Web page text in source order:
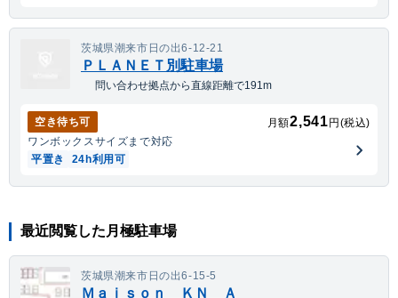
茨城県潮来市日の出6-12-21
ＰＬＡＮＥＴ別駐車場
問い合わせ拠点から直線距離で191m
空き待ち可 月額2,541 円(税込)
ワンボックスサイズまで対応
平置き
24h利用可
最近閲覧した月極駐車場
茨城県潮来市日の出6-15-5
Ｍａｉｓｏｎ ＫＮ Ａ